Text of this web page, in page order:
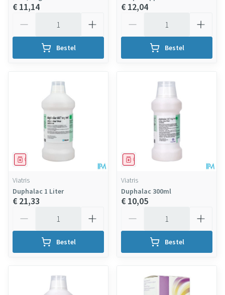
€ 11,14
Bestel
€ 12,04
Bestel
Geneesmiddel
Viatris
Duphalac 1 Liter
€ 21,33
Bestel
Geneesmiddel
Viatris
Duphalac 300ml
€ 10,05
Bestel